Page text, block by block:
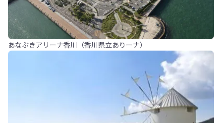
あなぶきアリーナ香川（香川県立ありーナ）